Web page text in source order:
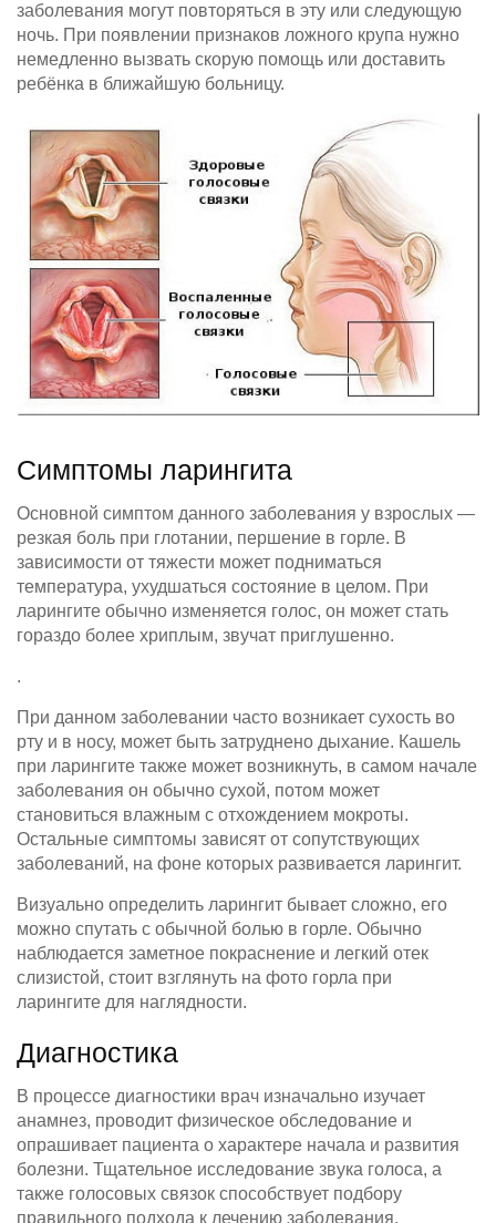
заболевания могут повторяться в эту или следующую
ночь. При появлении признаков ложного крупа нужно
немедленно вызвать скорую помощь или доставить
ребёнка в ближайшую больницу.
Симптомы ларингита
Основной симптом данного заболевания у взрослых —
резкая боль при глотании, першение в горле. В
зависимости от тяжести может подниматься
температура, ухудшаться состояние в целом. При
ларингите обычно изменяется голос, он может стать
гораздо более хриплым, звучат приглушенно.
.
При данном заболевании часто возникает сухость во
рту и в носу, может быть затруднено дыхание. Кашель
при ларингите также может возникнуть, в самом начале
заболевания он обычно сухой, потом может
становиться влажным с отхождением мокроты.
Остальные симптомы зависят от сопутствующих
заболеваний, на фоне которых развивается ларингит.
Визуально определить ларингит бывает сложно, его
можно спутать с обычной болью в горле. Обычно
наблюдается заметное покраснение и легкий отек
слизистой, стоит взглянуть на фото горла при
ларингите для наглядности.
Диагностика
В процессе диагностики врач изначально изучает
анамнез, проводит физическое обследование и
опрашивает пациента о характере начала и развития
болезни. Тщательное исследование звука голоса, а
также голосовых связок способствует подбору
правильного подхода к лечению заболевания.